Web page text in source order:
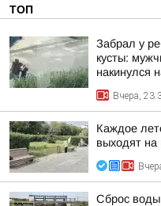
ТОП
Забрал у
кусты:
накинулся
Вчера,
Каждое
выходят на
Сброс